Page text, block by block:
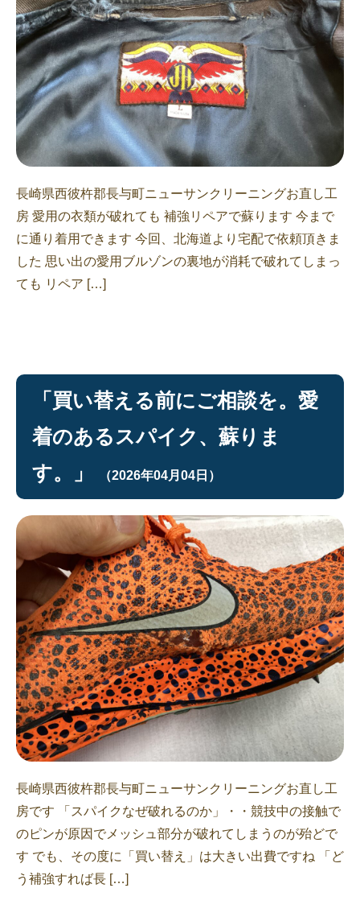
長崎県西彼杵郡長与町ニューサンクリーニングお直し工
房 愛用の衣類が破れても 補強リペアで蘇ります 今まで
に通り着用できます 今回、北海道より宅配で依頼頂きま
した 思い出の愛用ブルゾンの裏地が消耗で破れてしまっ
ても リペア […]
「買い替える前にご相談を。愛
着のあるスパイク、蘇りま
す。」
（2026年04月04日）
長崎県西彼杵郡長与町ニューサンクリーニングお直し工
房です 「スパイクなぜ破れるのか」・・競技中の接触で
のピンが原因でメッシュ部分が破れてしまうのが殆どで
す でも、その度に「買い替え」は大きい出費ですね 「ど
う補強すれば長 […]